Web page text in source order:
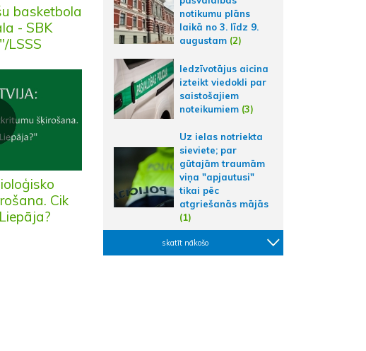
basketbola
- SBK
LSSS
Cik
notikumu plāns
laikā no 3. līdz 9.
augustam (2)
Iedzīvotājus aicina
izteikt viedokli par
saistošajiem
noteikumiem (3)
Uz ielas notriekta
sieviete; par
gūtajām traumām
viņa "apjautusi"
tikai pēc
atgriešanās mājās
(1)
skatīt nākošo